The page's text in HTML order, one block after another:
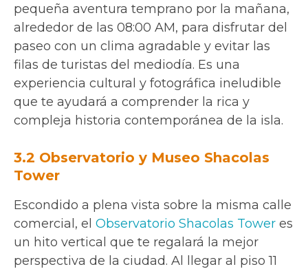
pequeña aventura temprano por la mañana,
alrededor de las 08:00 AM, para disfrutar del
paseo con un clima agradable y evitar las
filas de turistas del mediodía. Es una
experiencia cultural y fotográfica ineludible
que te ayudará a comprender la rica y
compleja historia contemporánea de la isla.
3.2 Observatorio y Museo Shacolas
Tower
Escondido a plena vista sobre la misma calle
comercial, el Observatorio Shacolas Tower es
un hito vertical que te regalará la mejor
perspectiva de la ciudad. Al llegar al piso 11